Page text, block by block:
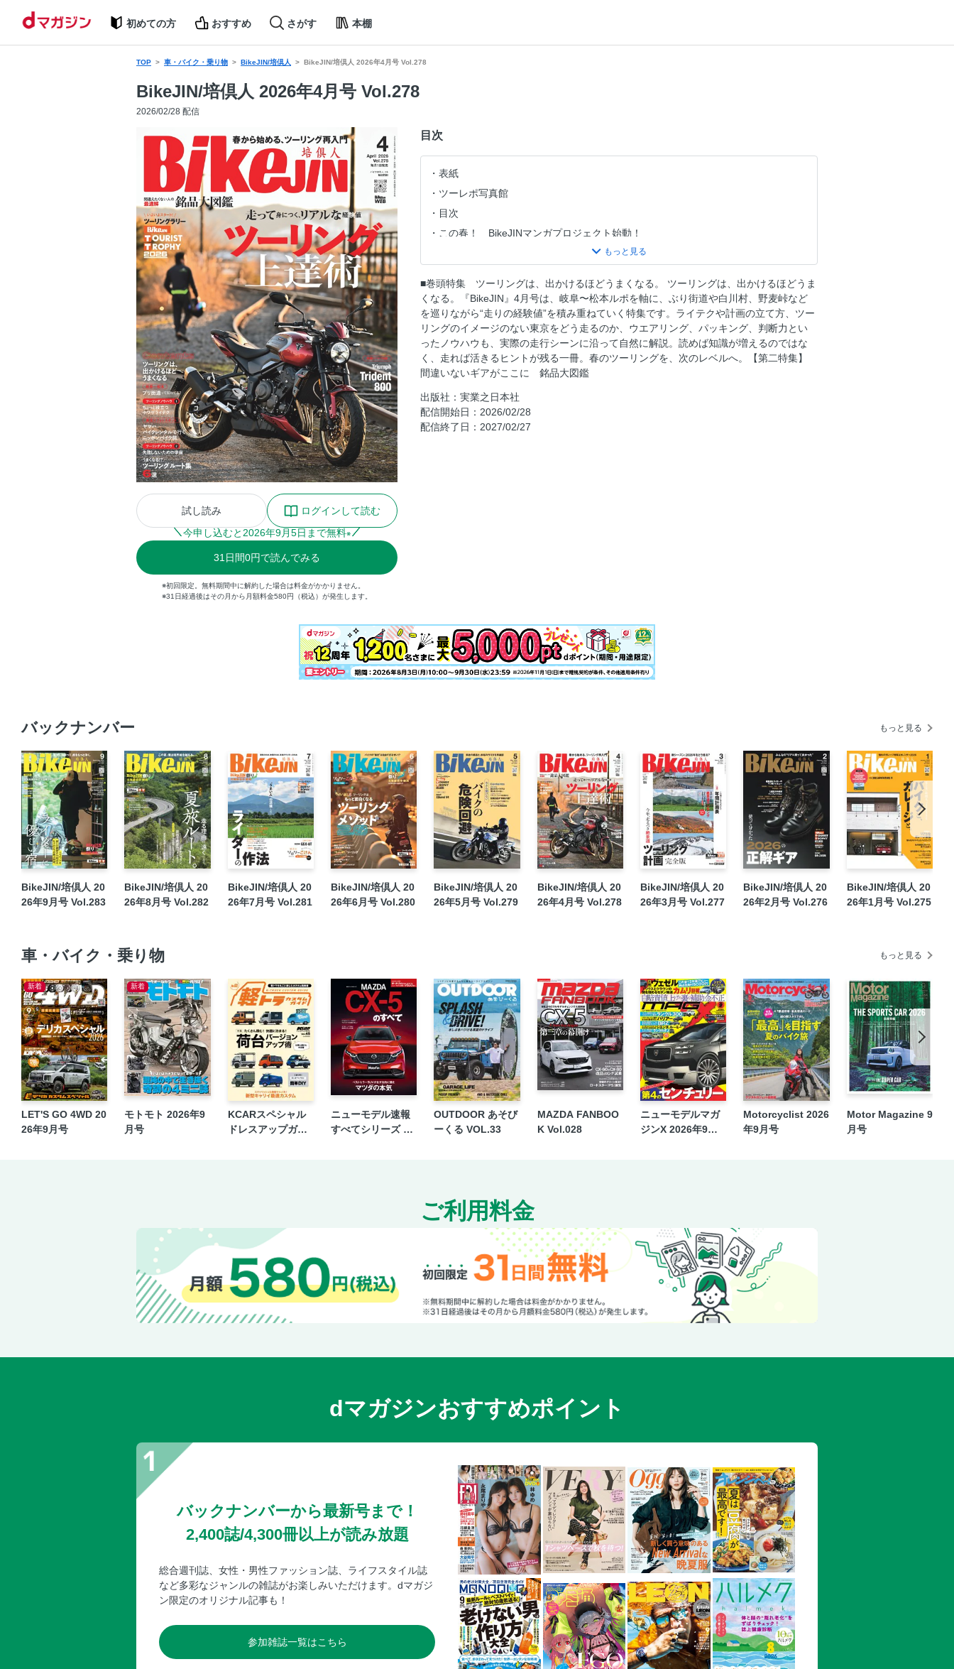
初めての方 おすすめ さがす 本棚
TOP 車・バイク・乗り物 BikeJIN/培倶人 BikeJIN/培倶人 2026年4月号 Vol.278
BikeJIN/培倶人 2026年4月号 Vol.278
2026/02/28 配信
試し読み
ログインして読む
今申し込むと 2026年9月5日まで無料※
31 日間0円で読んでみる
※初回限定。無料期間中に解約した場合は料金がかかりません。
※31日経過後はその月から月額料金580円（税込）が発生します。
目次
表紙
ツーレポ写真館
目次
この春！ BikeJINマンガプロジェクト始動！
［ 巻頭特集 ］走って身につく、リアルな経験値 ツーリング上達術
【走る、喰らう、浸かる】ぶり街道周辺スポット巡り旅
ツーリング上達ノウハウその① 上達のための“姿勢”と“操作”
【愛車×写真】 ヤマハ バイクレンタルでいく、ニッポンバイク旅
春のYAMAHAウエア、実走チェック！ YAMAHA SPRING COLLECTION
ツーリング上達ノウハウその② テーマを決めて計画すればツーリング充実度アッ
プ！
ツーリング上達ノウハウその③ 身体を守るウエアリングと備え
ハーレー和尚のバイク説法
一度は走りたい全国林道ツーリングガイド
培倶人チャンネル
BikeJINオリジナルグッズ EC＆イベントで好評発売中!
OTONA GARAGE
■巻頭特集 ツーリングは、出かけるほどうまくなる。 ツーリングは、出かけるほどうま
くなる。『BikeJIN』4月号は、岐阜〜松本ルポを軸に、ぶり街道や白川村、野麦峠など
を巡りながら“走りの経験値”を積み重ねていく特集です。ライテクや計画の立て方、ツー
リングのイメージのない東京をどう走るのか、ウエアリング、パッキング、判断力とい
ったノウハウも、実際の走行シーンに沿って自然に解説。読めば知識が増えるのではな
く、走れば活きるヒントが残る一冊。春のツーリングを、次のレベルへ。【第二特集】
間違いないギアがここに 銘品大図鑑
出版社：実業之日本社
配信開始日：2026/02/28
配信終了日：2027/02/27
バックナンバー もっと見る
BikeJIN/培倶人 20
26年9月号 Vol.283
BikeJIN/培倶人 20
26年8月号 Vol.282
BikeJIN/培倶人 20
26年7月号 Vol.281
BikeJIN/培倶人 20
26年6月号 Vol.280
BikeJIN/培倶人 20
26年5月号 Vol.279
BikeJIN/培倶人 20
26年4月号 Vol.278
BikeJIN/培倶人 20
26年3月号 Vol.277
BikeJIN/培倶人 20
26年2月号 Vol.276
BikeJIN/培倶人 20
26年1月号 Vol.275
車・バイク・乗り物 もっと見る
新着
LET'S GO 4WD 20
26年9月号
新着
モトモト 2026年9
月号
KCARスペシャル
ドレスアップガイ
ニューモデル速報
すべてシリーズ 第
OUTDOOR あそび
ーくる VOL.33
MAZDA FANBOO
K Vol.028
ニューモデルマガ
ジンX 2026年9月
Motorcyclist 2026
年9月号
Motor Magazine 9
月号
ご利用料金
dマガジンおすすめポイント
バックナンバーから最新号まで！
2,400誌/4,300冊以上が読み放題
総合週刊誌、女性・男性ファッション誌、ライフスタイル誌
など多彩なジャンルの雑誌がお楽しみいただけます。dマガジ
ン限定のオリジナル記事も！
参加雑誌一覧はこちら